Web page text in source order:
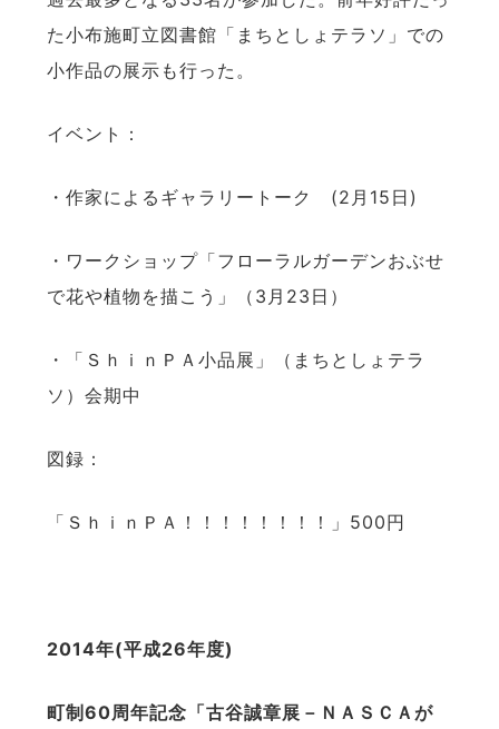
た小布施町立図書館「まちとしょテラソ」での
小作品の展示も行った。
イベント：
・作家によるギャラリートーク (2月15日)
・ワークショップ「フローラルガーデンおぶせ
で花や植物を描こう」（3月23日）
・「ＳｈｉｎＰＡ小品展」（まちとしょテラ
ソ）会期中
図録：
「ＳｈｉｎＰＡ！！！！！！！！」500円
2014年(平成26年度)
町制60周年記念「古谷誠章展－ＮＡＳＣＡが